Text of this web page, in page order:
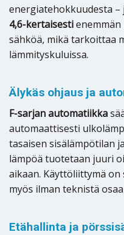
energiatehokkuudesta
4,6-kertaisesti
sähköä, mikä tarkoittaa
lämmityskuluissa.
Älykäs ohjaus ja
F-sarjan automatiikka
automaattisesti
tasaisen sisälämpötilan
lämpöä tuotetaan juuri
aikaan. Käyttöliittymä
myös ilman teknistä
Etähallinta ja